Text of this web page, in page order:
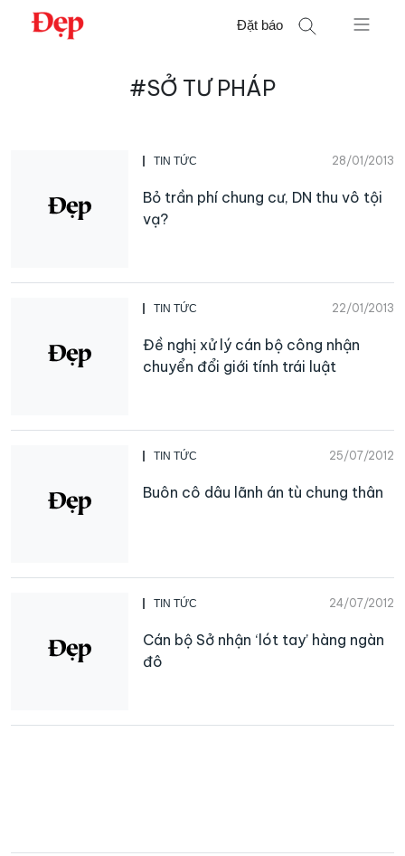
Chuyển
Đặt báo
#SỞ TƯ PHÁP
TIN TỨC 28/01/2013
Bỏ trần phí chung cư, DN thu vô tội
vạ?
TIN TỨC 22/01/2013
Đề nghị xử lý cán bộ công nhận
chuyển đổi giới tính trái luật
TIN TỨC 25/07/2012
Buôn cô dâu lãnh án tù chung thân
TIN TỨC 24/07/2012
Cán bộ Sở nhận ‘lót tay’ hàng ngàn
đô